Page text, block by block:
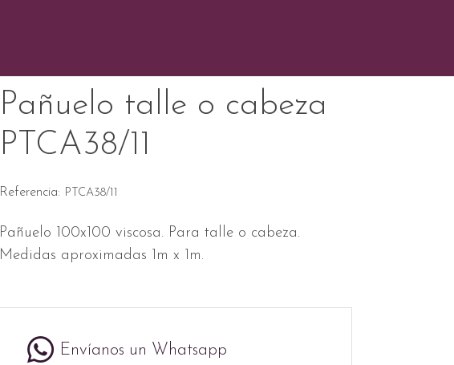
Pañuelo talle o cabeza
PTCA38/11
Referencia: PTCA38/11
Pañuelo 100x100 viscosa. Para talle o cabeza.
Medidas aproximadas 1m x 1m.
Envíanos un Whatsapp